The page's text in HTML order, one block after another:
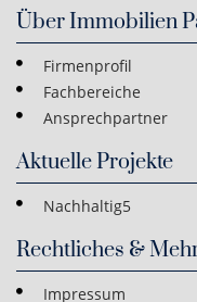
Über Immobilien
Firmenprofil
Fachbereiche
Ansprechpartner
Aktuelle Projekte
Nachhaltig5
Rechtliches &
Impressum